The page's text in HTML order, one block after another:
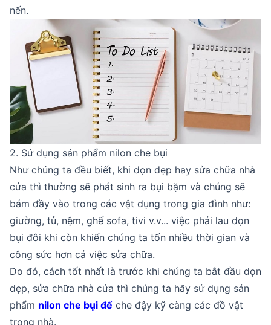
nến.
2. Sử dụng sản phẩm nilon che bụi
Như chúng ta đều biết, khi dọn dẹp hay sửa chữa nhà
cửa thì thường sẽ phát sinh ra bụi bặm và chúng sẽ
bám đầy vào trong các vật dụng trong gia đình như:
giường, tủ, nệm, ghế sofa, tivi v.v... việc phải lau dọn
bụi đôi khi còn khiến chúng ta tốn nhiều thời gian và
công sức hơn cả việc sửa chữa.
Do đó, cách tốt nhất là trước khi chúng ta bắt đầu dọn
dẹp, sửa chữa nhà cửa thì chúng ta hãy sử dụng sản
phẩm nilon che bụi để che đậy kỹ càng các đồ vật
trong nhà.